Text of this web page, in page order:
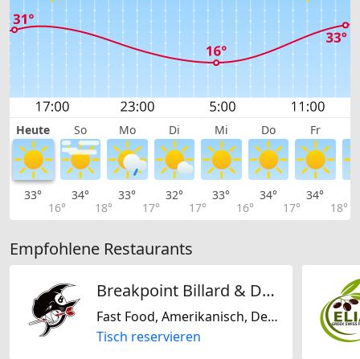
Heute So Mo Di Mi Do Fr
33°
16°
34°
18°
33°
17°
32°
17°
33°
16°
34°
17°
34°
18°
Empfohlene Restaurants
Breakpoint Billard & Dart
Fast Food, Amerikanisch, Deutsch
Tisch reservieren